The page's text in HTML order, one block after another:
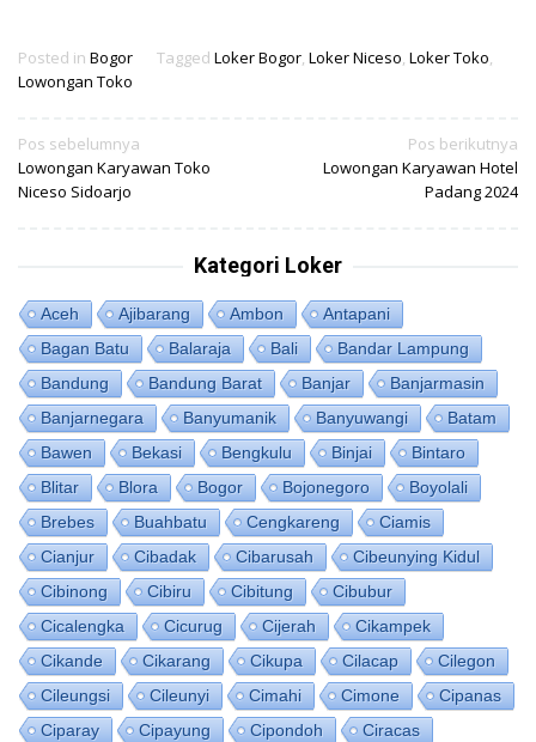
Posted in Bogor Tagged Loker Bogor, Loker Niceso, Loker Toko,
Lowongan Toko
Navigasi
pos
Pos sebelumnya
Lowongan Karyawan Toko
Niceso Sidoarjo
Pos berikutnya
Lowongan Karyawan Hotel
Padang 2024
Kategori Loker
Aceh Ajibarang Ambon
Antapani
Bagan Batu
Balaraja Bali
Bandar Lampung
Bandung
Bandung Barat Banjar
Banjarmasin
Banjarnegara
Banyumanik Banyuwangi
Batam
Bawen
Bekasi Bengkulu Binjai
Bintaro
Blitar
Blora Bogor Bojonegoro
Boyolali
Brebes
Buahbatu Cengkareng
Ciamis
Cianjur
Cibadak Cibarusah
Cibeunying Kidul
Cibinong
Cibiru Cibitung
Cibubur
Cicalengka
Cicurug Cijerah
Cikampek
Cikande
Cikarang Cikupa Cilacap
Cilegon
Cileungsi
Cileunyi Cimahi Cimone
Cipanas
Ciparay
Cipayung Cipondoh
Ciracas